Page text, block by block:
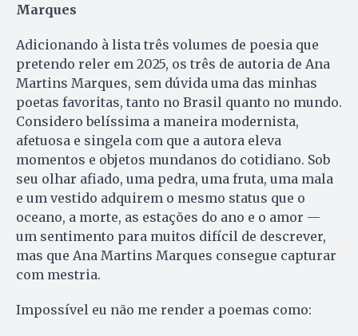
Marques
Adicionando à lista três volumes de poesia que
pretendo reler em 2025, os três de autoria de Ana
Martins Marques, sem dúvida uma das minhas
poetas favoritas, tanto no Brasil quanto no mundo.
Considero belíssima a maneira modernista,
afetuosa e singela com que a autora eleva
momentos e objetos mundanos do cotidiano. Sob
seu olhar afiado, uma pedra, uma fruta, uma mala
e um vestido adquirem o mesmo status que o
oceano, a morte, as estações do ano e o amor —
um sentimento para muitos difícil de descrever,
mas que Ana Martins Marques consegue capturar
com mestria.
Impossível eu não me render a poemas como: